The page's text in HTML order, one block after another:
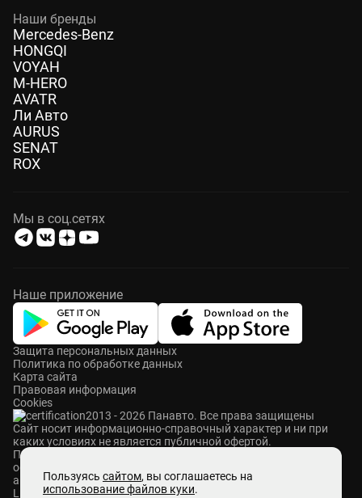
Наши бренды
Mercedes-Benz
HONGQI
VOYAH
M-HERO
AVATR
Ли Авто
AURUS
SENAT
ROX
Мы в соц.сетях
Наше приложение
2013 - 2026 Панавто. Все права защищены
Cайт носит информационно-справочный характер и ни при
каких условиях не является публичной офертой.
Защита персональных данных
Политика по обработке данных
Карта сайта
Правовая информация
Cookies
ПАНАВТО — сеть премиальных автосалонов в Москве. Мы
осуществляем продажу и сервисное обслуживание
автомобилей Mercedes-Benz, Voyah, Aurus, Hongqi, Avatr,
Lixiang, M-Hero, ROX и Zeekr. Также у нас представлены
Пользуясь сайтом, вы соглашаетесь на
использование файлов куки.